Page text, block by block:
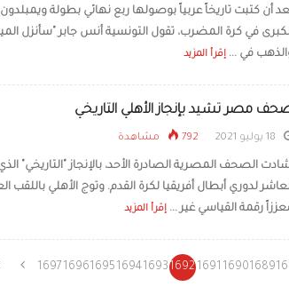
أن كتبت تاريخاً عربياً بوصولها ربع نهائي بطولة ويمبلدون
في كرة المضرب، تقول التونسية أنس جابر "سأنزل
في ... إقرأ المزيد
مصر تشيد بإنجاز الأهلي التاريخي
792 مشاهدة
الصحف المصرية الصادرة الأحد، بالإنجاز "التاريخي"
لدوري أبطال أفريقيا لكرة القدم. وتوج الأهلي باللقب
رقمة القياسي غير ... إقرأ المزيد
1689
1690
1691
1692
1693
1694
1695
1696
1697